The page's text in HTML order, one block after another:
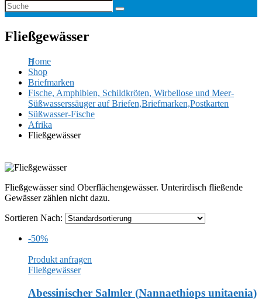
Fließgewässer
Home
Shop
Briefmarken
Fische, Amphibien, Schildkröten, Wirbellose und Meer-
Süßwasserssäuger auf Briefen,Briefmarken,Postkarten
Süßwasser-Fische
Afrika
Fließgewässer
Fließgewässer sind Oberflächengewässer. Unterirdisch fließende
Gewässer zählen nicht dazu.
Sortieren Nach:
-50%
Produkt anfragen
Fließgewässer
Abessinischer Salmler (Nannaethiops unitaenia)